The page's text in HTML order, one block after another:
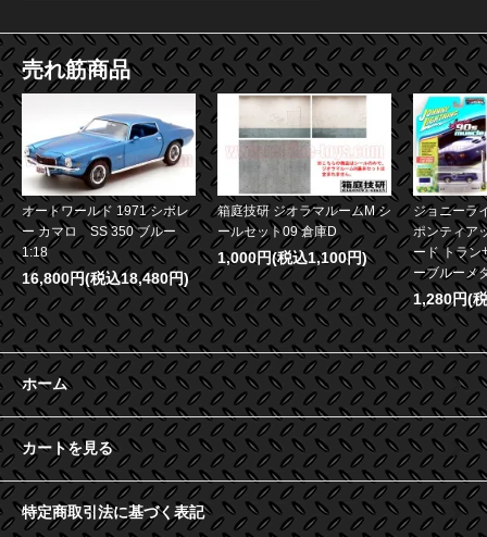
売れ筋商品
オートワールド 1971 シボレ
ー カマロ SS 350 ブルー
1:18
16,800円(税込18,480円)
箱庭技研 ジオラマルームM シ
ールセット09 倉庫D
1,000円(税込1,100円)
ジョニーラ
ポンティア
ード トラン
ーブルーメ
1,280円(
ホーム
カートを見る
特定商取引法に基づく表記